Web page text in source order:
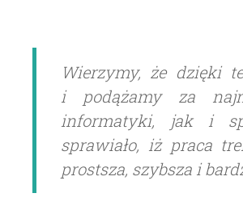
Wierzymy, że dzięki
i podążamy za
informatyki, jak i
sprawiało, iż praca
prostsza, szybsza i